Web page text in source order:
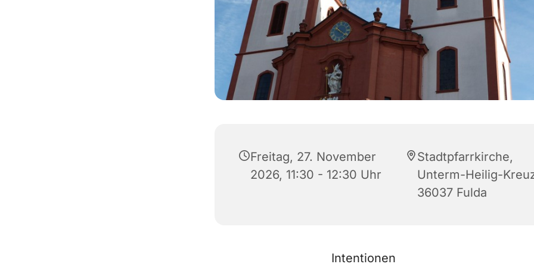
Freitag, 27. November
2026, 11:30 - 12:30 Uhr
Stadtpfarrkirche,
Unterm-Heilig-
36037 Fulda
Intentionen